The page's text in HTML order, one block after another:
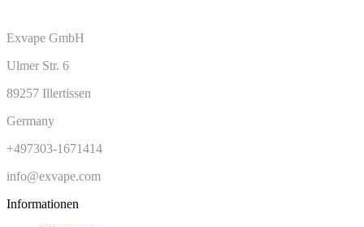
Exvape GmbH
Ulmer Str. 6
89257 Illertissen
Germany
+497303-1671414
info@exvape.com
Informationen